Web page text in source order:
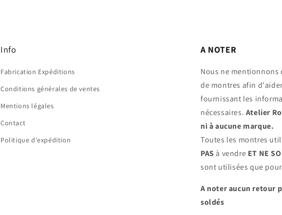
Info
Fabrication Expéditions
Conditions générales de ventes
Mentions légales
Contact
Politique d'expédition
A NOTER
Nous ne mentionnons
de montres afin
fournissant les
nécessaires. Atelier
ni à aucune marque.
Toutes les montres
PAS à vendre ET NE
sont utilisées que
A noter aucun retour
soldés